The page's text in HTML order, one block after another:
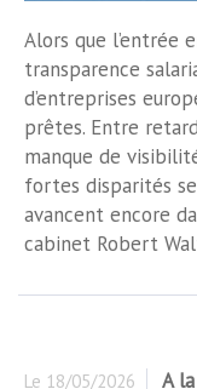
Alors que l’entrée
transparence
d’entreprises
prêtes. Entre
manque de
fortes disparités
avancent encore
cabinet Robert
Le 18/05/2026 A